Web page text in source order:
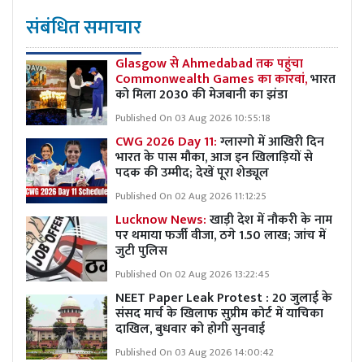
संबंधित समाचार
Glasgow से Ahmedabad तक पहुंचा
Commonwealth Games का कारवां,भारत
को मिला 2030 की मेजबानी का झंडा
Published On 03 Aug 2026 10:55:18
CWG 2026 Day 11:ग्लास्गो में आखिरी दिन
भारत के पास मौका, आज इन खिलाड़ियों से
पदक की उम्मीद; देखें पूरा शेड्यूल
Published On 02 Aug 2026 11:12:25
Lucknow News:खाड़ी देश में नौकरी के नाम
पर थमाया फर्जी वीजा, ठगे 1.50 लाख; जांच में
जुटी पुलिस
Published On 02 Aug 2026 13:22:45
NEET Paper Leak Protest : 20 जुलाई के
संसद मार्च के खिलाफ सुप्रीम कोर्ट में याचिका
दाखिल, बुधवार को होगी सुनवाई
Published On 03 Aug 2026 14:00:42